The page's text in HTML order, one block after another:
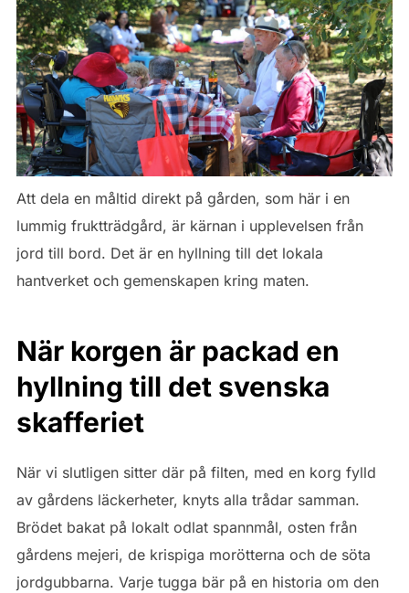
Att dela en måltid direkt på gården, som här i en
lummig fruktträdgård, är kärnan i upplevelsen från
jord till bord. Det är en hyllning till det lokala
hantverket och gemenskapen kring maten.
När korgen är packad en
hyllning till det svenska
skafferiet
När vi slutligen sitter där på filten, med en korg fylld
av gårdens läckerheter, knyts alla trådar samman.
Brödet bakat på lokalt odlat spannmål, osten från
gårdens mejeri, de krispiga morötterna och de söta
jordgubbarna. Varje tugga bär på en historia om den